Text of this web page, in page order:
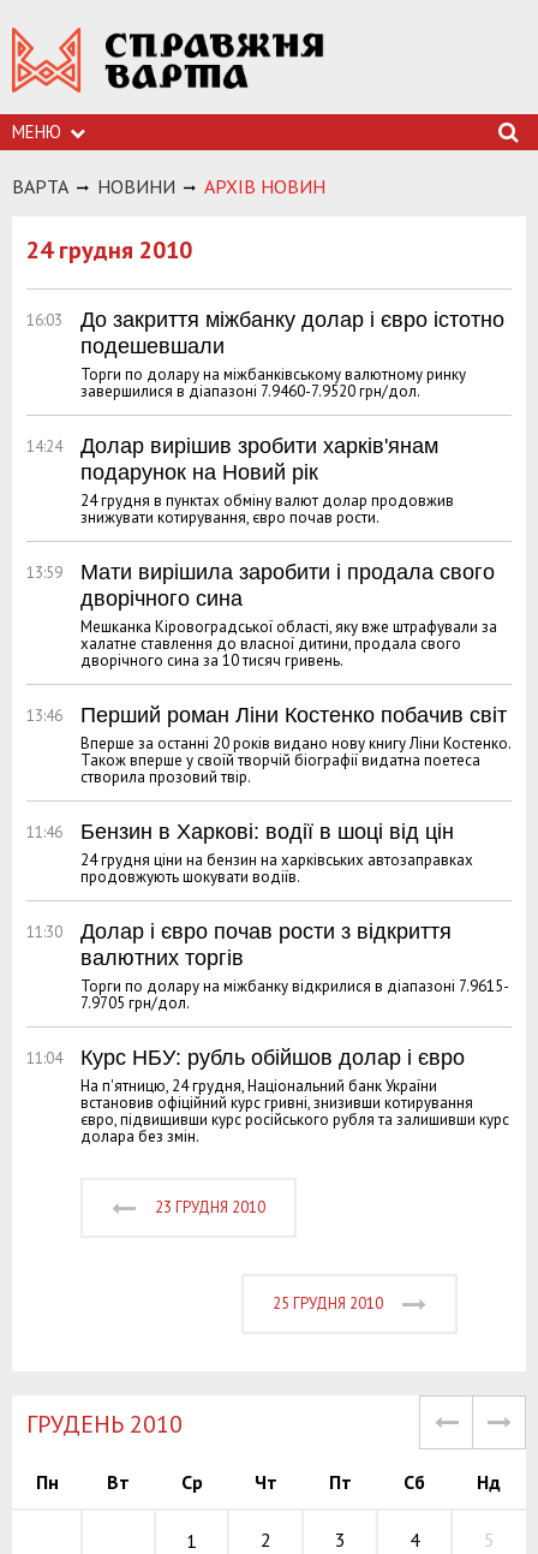
МЕНЮ
ВАРТА НОВИНИ АРХIВ НОВИН
24 грудня 2010
16:03
До закриття міжбанку долар і євро істотно
подешевшали
Торги по долару на міжбанківському валютному ринку
завершилися в діапазоні 7.9460-7.9520 грн/дол.
14:24
Долар вирішив зробити харків'янам
подарунок на Новий рік
24 грудня в пунктах обміну валют долар продовжив
знижувати котирування, євро почав рости.
13:59
Мати вирішила заробити і продала свого
дворічного сина
Мешканка Кіровоградської області, яку вже штрафували за
халатне ставлення до власної дитини, продала свого
дворічного сина за 10 тисяч гривень.
13:46 Перший роман Ліни Костенко побачив світ
Вперше за останні 20 років видано нову книгу Ліни Костенко.
Також вперше у своїй творчій біографії видатна поетеса
створила прозовий твір.
11:46 Бензин в Харкові: водії в шоці від цін
24 грудня ціни на бензин на харківських автозаправках
продовжують шокувати водіїв.
11:30
Долар і євро почав рости з відкриття
валютних торгів
Торги по долару на міжбанку відкрилися в діапазоні 7.9615-
7.9705 грн/дол.
11:04 Курс НБУ: рубль обійшов долар і євро
На п'ятницю, 24 грудня, Національний банк України
встановив офіційний курс гривні, знизивши котирування
євро, підвищивши курс російського рубля та залишивши курс
долара без змін.
23 ГРУДНЯ 2010
25 ГРУДНЯ 2010
ГРУДЕНЬ 2010
Пн Вт Ср Чт Пт Сб Нд
1 2 3 4 5